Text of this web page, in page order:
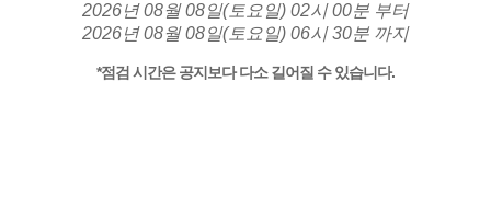
2026년 08월 08일(토요일) 02시 00분 부터
2026년 08월 08일(토요일) 06시 30분 까지
*점검 시간은 공지보다 다소 길어질 수 있습니다.